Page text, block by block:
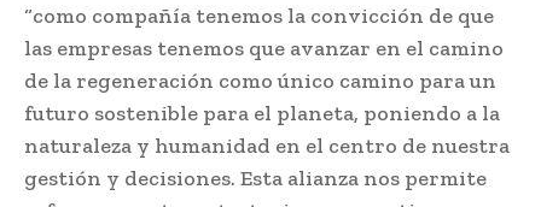
“como compañía tenemos la convicción de que
las empresas tenemos que avanzar en el camino
de la regeneración como único camino para un
futuro sostenible para el planeta, poniendo a la
naturaleza y humanidad en el centro de nuestra
gestión y decisiones. Esta alianza nos permite